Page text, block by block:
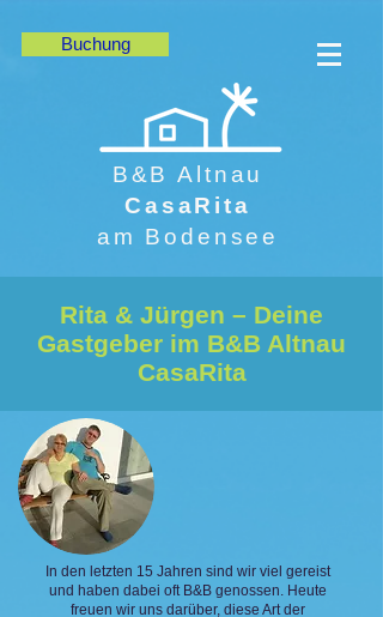
Buchung
B&B Altnau
CasaRita
am Bodensee
Rita & Jürgen – Deine
Gastgeber im B&B Altnau
CasaRita
In den letzten 15 Jahren sind wir viel gereist
und haben dabei oft B&B genossen. Heute
freuen wir uns darüber, diese Art der